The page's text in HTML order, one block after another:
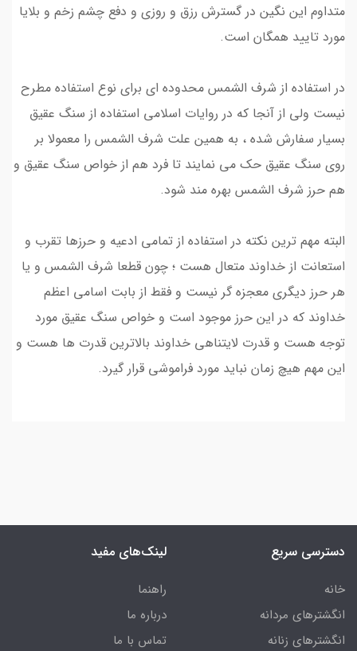
متداوم این نگین در گسترش رزق و روزی و دفع چشم زخم و بلایا
مورد تایید همگان است.
در استفاده از شرف الشمس محدوده ای برای نوع استفاده مطرح
نیست ولی از آنجا که در روایات اسلامی استفاده از سنگ عقیق
بسیار سفارش شده ، به همین علت شرف الشمس را معمولا بر
روی سنگ عقیق حک می نمایند تا فرد هم از خواص سنگ عقیق و
هم حرز شرف الشمس بهره مند شود.
البته مهم ترین نکته در استفاده از تمامی ادعیه و حرزها تقرب و
استعانت از خداوند متعال هست ؛ چون قطعا شرف الشمس و یا
هر حرز دیگری معجزه گر نیست و فقط از بابت اسامی اعظم
خداوند که در این حرز موجود است و خواص سنگ عقیق مورد
توجه هست و قدرت لایتناهی خداوند بالاترین قدرت ها هست و
این مهم هیچ زمان نباید مورد فراموشی قرار گیرد.
دسترسی سریع
خانه
انگشترهای مردانه
انگشترهای زنانه
لینک‌های مفید
راهنما
درباره ما
تماس با ما